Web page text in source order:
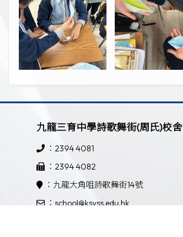
九龍三育中學詩歌舞街(周氏)校舍
：2394 4081
：2394 4082
：九龍大角咀詩歌舞街14號
：school@ksyss.edu.hk